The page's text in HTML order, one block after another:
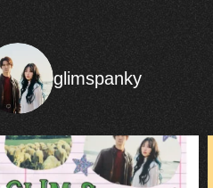
glimspanky